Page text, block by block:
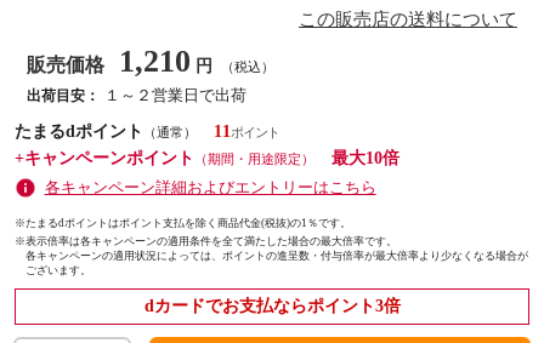
この販売店の送料について
販売価格 1,210 円 （税込）
出荷目安：
１～２営業日で出荷
たまるdポイント
（通常）
11
+キャンペーンポイント
（期間・用途限定）
最大10倍
各キャンペーン詳細およびエントリーはこちら
※たまるdポイントはポイント支払を除く商品代金(税抜)の1％です。
※表示倍率は各キャンペーンの適用条件を全て満たした場合の最大倍率です。
各キャンペーンの適用状況によっては、ポイントの進呈数・付与倍率が最大倍率より少なくなる場合が
ございます。
dカードでお支払ならポイント3倍